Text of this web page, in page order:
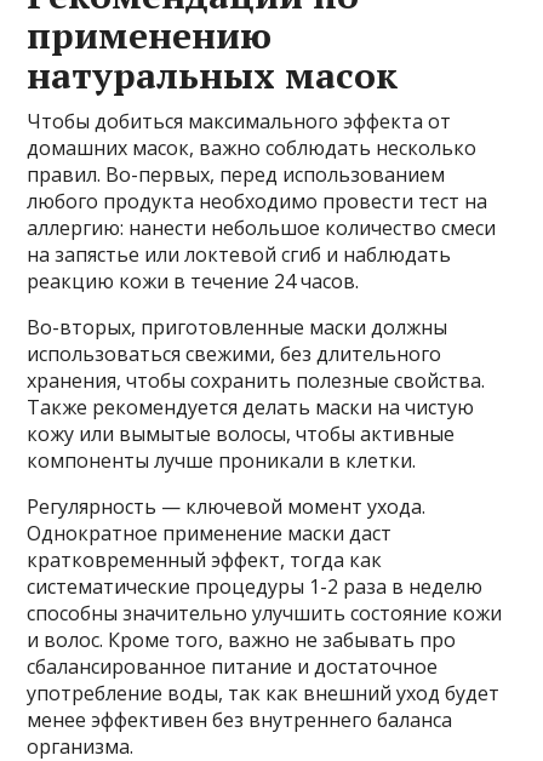
применению
натуральных масок
Чтобы добиться максимального эффекта от
домашних масок, важно соблюдать несколько
правил. Во-первых, перед использованием
любого продукта необходимо провести тест на
аллергию: нанести небольшое количество смеси
на запястье или локтевой сгиб и наблюдать
реакцию кожи в течение 24 часов.
Во-вторых, приготовленные маски должны
использоваться свежими, без длительного
хранения, чтобы сохранить полезные свойства.
Также рекомендуется делать маски на чистую
кожу или вымытые волосы, чтобы активные
компоненты лучше проникали в клетки.
Регулярность — ключевой момент ухода.
Однократное применение маски даст
кратковременный эффект, тогда как
систематические процедуры 1-2 раза в неделю
способны значительно улучшить состояние кожи
и волос. Кроме того, важно не забывать про
сбалансированное питание и достаточное
употребление воды, так как внешний уход будет
менее эффективен без внутреннего баланса
организма.